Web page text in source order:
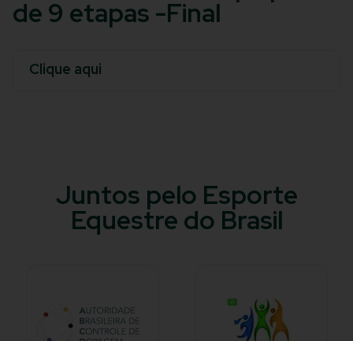
de 9 etapas -Final
Clique aqui
Juntos pelo Esporte
Equestre do Brasil